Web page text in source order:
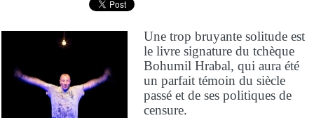
Une trop bruyante solitude est
le livre signature du tchèque
Bohumil Hrabal, qui aura été
un parfait témoin du siècle
passé et de ses politiques de
censure.